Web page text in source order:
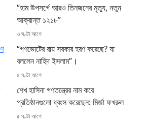
“হাম উপসর্গে আরও তিনজনের মৃত্যু, নতুন
আক্রান্ত ১২১৮”
৩ ঘণ্টা আগে
“গণভোটের রায় সরকার হরণ করেছে? যা
বললেন নাহিদ ইসলাম”।
৪ ঘণ্টা আগে
শেখ হাসিনা গণতন্ত্রের নাম করে
প্রতিষ্ঠানগুলো ধ্বংস করেছেন: মির্জা ফখরুল
৫ ঘণ্টা আগে